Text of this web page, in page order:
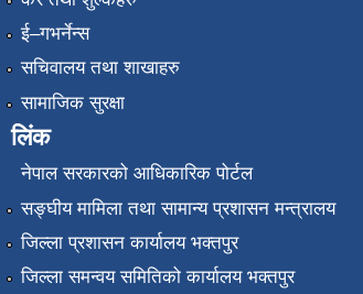
ई–गभर्नेन्स
सचिवालय तथा शाखाहरु
सामाजिक सुरक्षा
लिंक
नेपाल सरकारको आधिकारिक पोर्टल
सङ्‍घीय मामिला तथा सामान्य प्रशासन मन्त्रालय
जिल्ला प्रशासन कार्यालय भक्तपुर
जिल्ला समन्वय समितिको कार्यालय भक्तपुर